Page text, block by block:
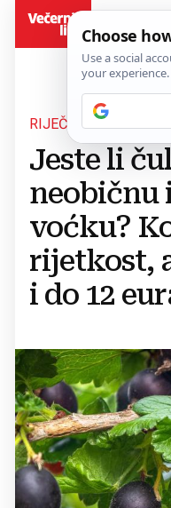
RIJEČ JE O JOSTI
Jeste li
neobičnu
voćku?
rijetkost,
i do 12